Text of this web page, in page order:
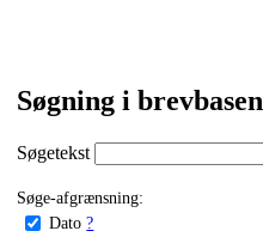
Søgning i brevbasen
Søgetekst
Søge-afgrænsning:
Dato ?